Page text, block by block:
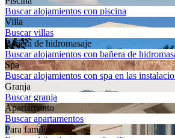
Buscar alojamientos con piscina
Villa
Buscar villas
Bañera de hidromasaje
Buscar alojamientos con bañera de
Spa
Buscar alojamientos con spa en las
Granja
Buscar granja
Apartamento
Buscar apartamentos
Para familias